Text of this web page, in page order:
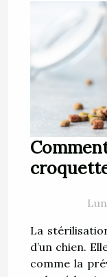
La
d’un chien.
comme la